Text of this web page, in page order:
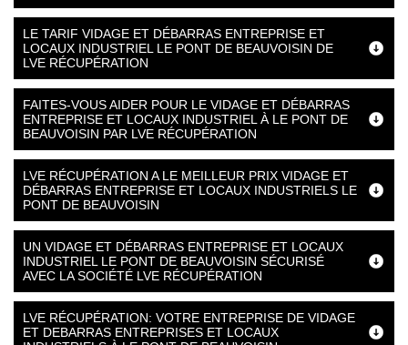
LE TARIF VIDAGE ET DÉBARRAS ENTREPRISE ET
LOCAUX INDUSTRIEL LE PONT DE BEAUVOISIN DE
LVE RÉCUPÉRATION
FAITES-VOUS AIDER POUR LE VIDAGE ET DÉBARRAS
ENTREPRISE ET LOCAUX INDUSTRIEL À LE PONT DE
BEAUVOISIN PAR LVE RÉCUPÉRATION
LVE RÉCUPÉRATION A LE MEILLEUR PRIX VIDAGE ET
DÉBARRAS ENTREPRISE ET LOCAUX INDUSTRIELS LE
PONT DE BEAUVOISIN
UN VIDAGE ET DÉBARRAS ENTREPRISE ET LOCAUX
INDUSTRIEL LE PONT DE BEAUVOISIN SÉCURISÉ
AVEC LA SOCIÉTÉ LVE RÉCUPÉRATION
LVE RÉCUPÉRATION: VOTRE ENTREPRISE DE VIDAGE
ET DEBARRAS ENTREPRISES ET LOCAUX